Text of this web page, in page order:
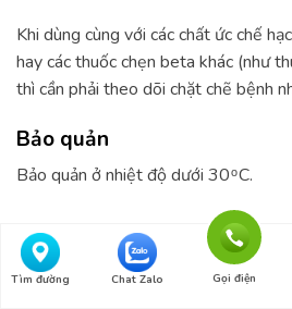
Tìm đường Chat Zalo Gọi điện
Khi dùng cùng với các chất ức chế
hay các thuốc chẹn beta khác (như
thì cần phải theo dõi chặt chẽ bệnh
Bảo quản
Bảo quản ở nhiệt độ dưới 30 ͦ C.
ĐÁNH GIÁ (0)